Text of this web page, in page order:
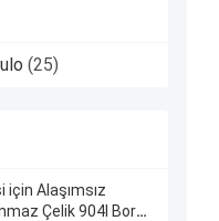
(25)
için Alaşımsız
Çelik 904l Boru